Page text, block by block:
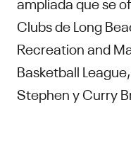
Clubs de Long
Recreation and
Basketball
Stephen y Curry